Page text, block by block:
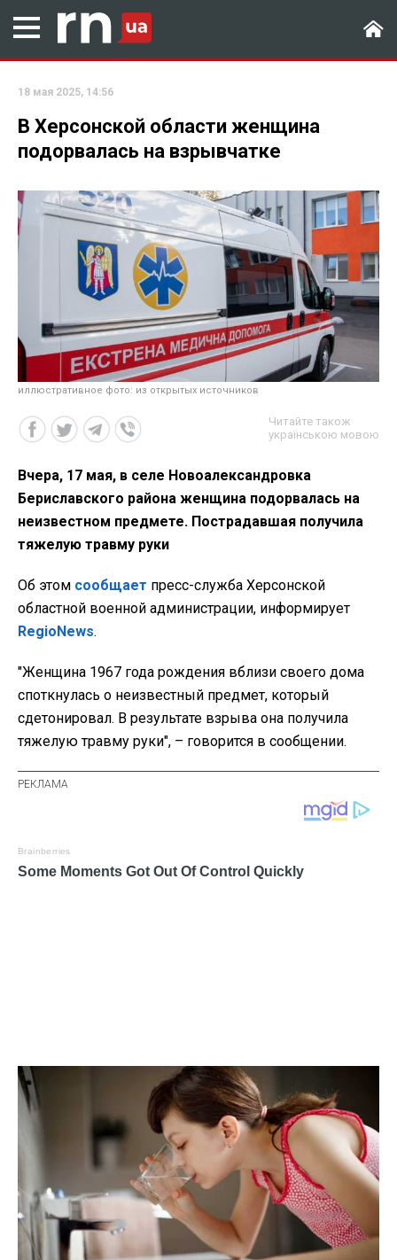
18 мая 2025, 14:56
В Херсонской области женщина
подорвалась на взрывчатке
иллюстративное фото: из открытых источников
Читайте також
українською мовою
Вчера, 17 мая, в селе Новоалександровка
Бериславского района женщина подорвалась на
неизвестном предмете. Пострадавшая получила
тяжелую травму руки
Об этом сообщает пресс-служба Херсонской
областной военной администрации, информирует
RegioNews.
"Женщина 1967 года рождения вблизи своего дома
споткнулась о неизвестный предмет, который
сдетонировал. В результате взрыва она получила
тяжелую травму руки", – говорится в сообщении.